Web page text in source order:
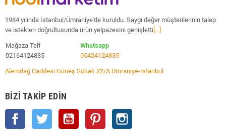
1984 yılında İstanbul/Ümraniye'de kuruldu. Saygı değer müşterilerinin talep
ve istekleri doğrultusunda ürün yelpazesini genişletti [...]
Mağaza Telf
02164124835
Whatsapp
05424124835
Alemdağ Caddesi Güneş Sokak 22/A Ümraniye-İstanbul
BIZI TAKIP EDIN
Facebook Twitter YouTube Pinterest